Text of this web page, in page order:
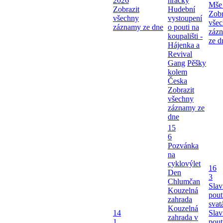
Zobrazit
všechny
záznamy ze dne
Hudební
vystoupení
o pouti na
koupališti -
Hájenka a
Revival
Gang Pěšky
kolem
Česka
Zobrazit
všechny
záznamy ze
dne
ze
14
15
6
Pozvánka
na
cyklovýlet
Den
Chlumčan
Kouzelná
zahrada
Kouzelná
zahrada v
16
3